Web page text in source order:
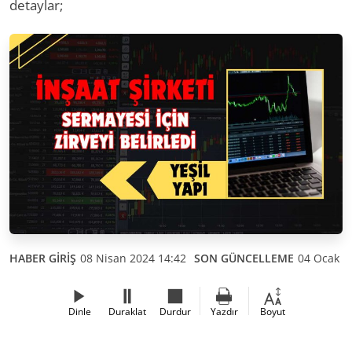
detaylar;
HABER GİRİŞ 08 Nisan 2024 14:42 SON GÜNCELLEME 04 Ocak
Dinle Duraklat Durdur Yazdır Boyut